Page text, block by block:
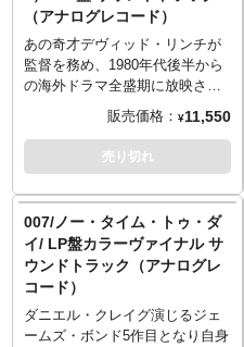
イマーツの演奏するテーマ曲
「恋はもう… It’s All Over
Now」と「さすらいのギター
(Manchurian Beat)」を収録。
（アナログレコード）
あの奇才デヴィッド・リンチが
監督を務め、1980年代後半から
の海外ドラマ全盛期に放映され
た、伝説のドラマシリーズ『ツ
インピークス』の楽曲からを収
録したLP盤のサウンドトラッ
ク。劇中の音楽をアナログで楽
も知れません！ジャケットもレ
コード自体もインテリアとして
も使用できそう。
※この商品は入荷数の減数など
によりご予約をキャンセル頂く
場合や、分納での入荷となる場
販売価格： ¥11,550
売り切れ
007/ノー・タイム・トゥ・ダ
イ/ LP盤カラーヴァイナル サ
ウンドトラック（アナログレ
コード）
ダニエル・クレイグ演じるジェ
ームズ・ボンド5作目となり自身